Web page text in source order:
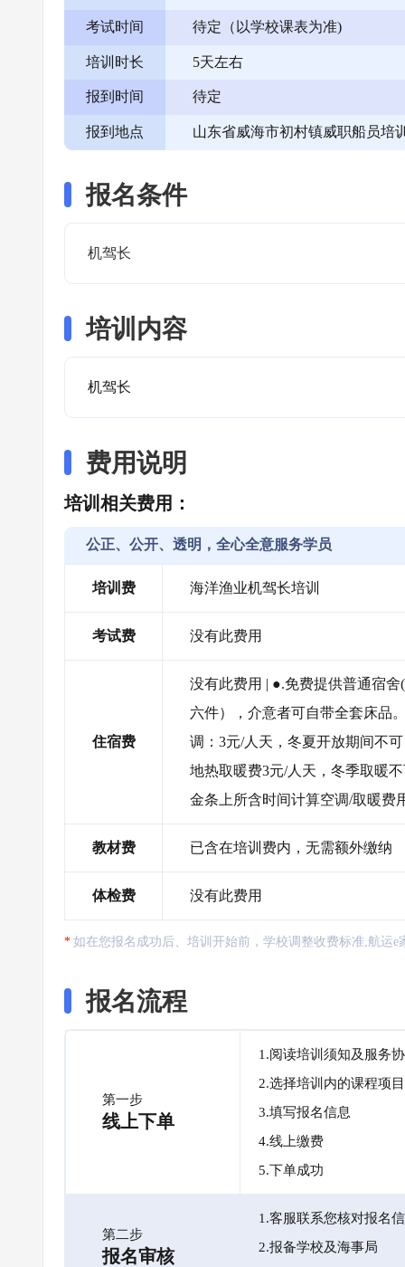
考试时间 待定（以学校课表为准)
培训时长 5天左右
报到时间 待定
报到地点 山东省威海市初村镇威职船员培
报名条件
机驾长
培训内容
机驾长
费用说明
培训相关费用：
公正、公开、透明，全心全意服务学员
培训费 海洋渔业机驾长培训
考试费 没有此费用
住宿费
没有此费用 | ●.免费提供普通宿
六件），介意者可自带全套床品
调：3元/人天，冬夏开放期间不
地热取暖费3元/人天，冬季取暖
金条上所含时间计算空调/取暖费
教材费 已含在培训费内，无需额外缴纳
体检费 没有此费用
如在您报名成功后、培训开始前，学校调整收费标准,航运
报名流程
第一步
线上下单
1.阅读培训须知及服务
2.选择培训内的课程项目
3.填写报名信息
4.线上缴费
5.下单成功
第二步
报名审核
1.客服联系您核对报名
2.报备学校及海事局